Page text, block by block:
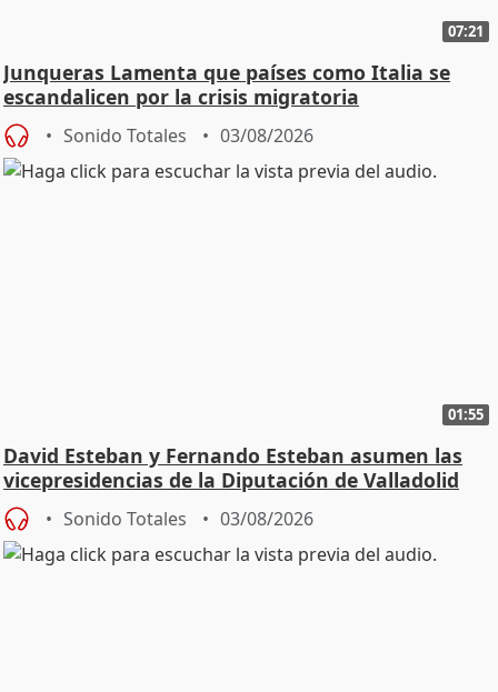
07:21
Junqueras Lamenta que países como Italia se
escandalicen por la crisis migratoria
Sonido Totales 03/08/2026
01:55
David Esteban y Fernando Esteban asumen las
vicepresidencias de la Diputación de Valladolid
Sonido Totales 03/08/2026